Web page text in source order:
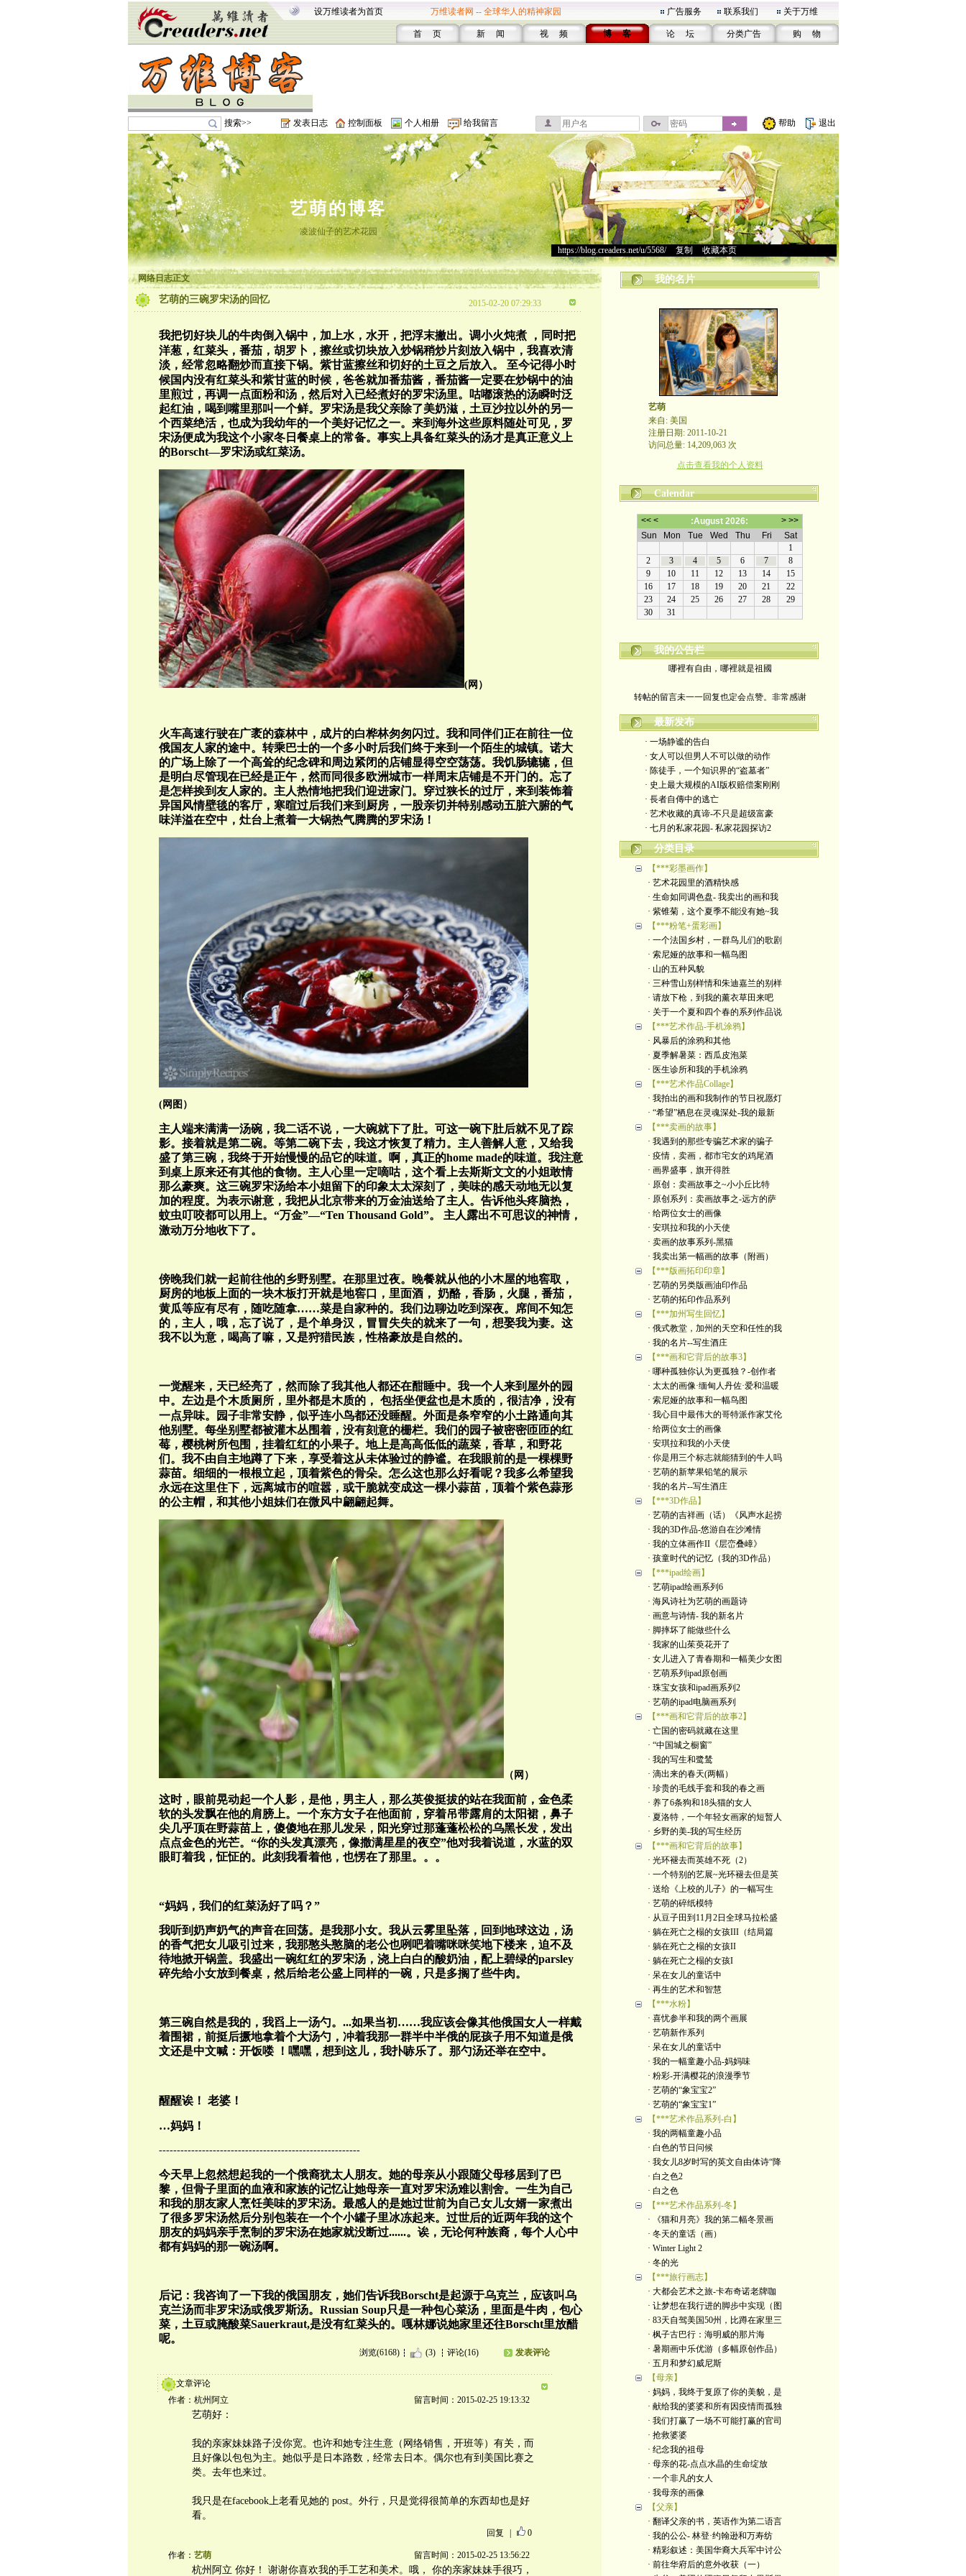
设万维读者为首页 万维读者网 -- 全球华人的精神家园 广告服务 联系我们 关于万维
首 页 新 闻 视 频 博 客 论 坛 分类广告 购 物
搜索>> 发表日志 控制面板 个人相册 给我留言 帮助 退出
艺萌的博客
凌波仙子的艺术花园
https://blog.creaders.net/u/5568/> 复制 收藏本页
网络日志正文
艺萌的三碗罗宋汤的回忆 2015-02-20 07:29:33
我把切好块儿的牛肉倒入锅中，加上水，水开，把浮末撇出。调小火炖煮
，同时把
洋葱，红菜头，番茄，胡罗卜，擦丝或切块放入炒锅稍炒片刻放入锅中，我喜欢清
淡，经常忽略翻炒而直接下锅。紫甘蓝擦丝和切好的土豆之后放入。
至今记得小时
候国内没有红菜头和紫甘蓝的时候，爸爸就加番茄酱，番茄酱一定要在炒锅中的油
里煎过，再调一点面粉和汤，然后对入已经煮好的罗宋汤里。咕嘟滚热的汤瞬时泛
起红油，喝到嘴里那叫一个鲜。罗宋汤是我父亲除了美奶滋，土豆沙拉以外的另一
个西菜绝活，也成为我幼年的一个美好记忆之一。来到海外这些原料随处可见，罗
宋汤便成为我这个小家冬日餐桌上的常备。事实上具备红菜头的汤才是真正意义上
的Borscht—罗宋汤或红菜汤。
(网）
火车高速行驶在广袤的森林中，成片的白桦林匆匆闪过。我和同伴们正在前往一位
俄国友人家的途中。转乘巴士的一个多小时后我们终于来到一个陌生的城镇。诺大
的广场上除了一个高耸的纪念碑和周边紧闭的店铺显得空空荡荡。我饥肠辘辘，但
是明白尽管现在已经是正午，然而同很多欧洲城市一样周末店铺是不开门的。忘了
是怎样挨到友人家的。主人热情地把我们迎进家门。穿过狭长的过厅，来到装饰着
异国风情壁毯的客厅，寒暄过后我们来到厨房，一股亲切并特别感动五脏六腑的气
味洋溢在空中，灶台上煮着一大锅热气腾腾的罗宋汤！
(网图）
主人端来满满一汤碗，我二话不说，一大碗就下了肚。可这一碗下肚后就不见了踪
影。接着就是第二碗。等第二碗下去，我这才恢复了精力。主人善解人意，又给我
盛了第三碗，我终于开始慢慢的品它的味道。啊，真正的home made的味道。我注意
到桌上原来还有其他的食物。主人心里一定嘀咕，这个看上去斯斯文文的小姐敢情
那么豪爽。这三碗罗宋汤给本小姐留下的印象太太深刻了，美味的感天动地无以复
加的程度。为表示谢意，我把从北京带来的万金油送给了主人。告诉他头疼脑热，
蚊虫叮咬都可以用上。“万金”—“Ten Thousand Gold”。
主人露出不可思议的神情，
激动万分地收下了。
傍晚我们就一起前往他的乡野别墅。在那里过夜。晚餐就从他的小木屋的地窖取，
厨房的地板上面的一块木板打开就是地窖口 ，里面酒， 奶酪，香肠，火腿，番茄，
黄瓜等应有尽有，随吃随拿……菜是自家种的。 我们边聊边吃到深夜。席间不知怎
的，主人，哦，忘了说了，是个单身汉，冒冒失失的就来了一句，想娶我为妻。这
我不以为意，喝高了嘛，又是狩猎民族，性格豪放是自然的。
一觉醒来，天已经亮了，然而除了我其他人都还在酣睡中。我一个人来到屋外的园
中。左边是个木质厕所，里外都是木质的， 包括坐便盆也是木质的，很洁净，没有
一点异味。园子非常安静，似乎连小鸟都还没睡醒。外面是条窄窄的小土路通向其
他别墅。每坐别墅都被灌木丛围着，没有刻意的栅栏。我们的园子被密密匝匝的红
莓，樱桃树所包围，挂着红红的小果子。地上是高高低低的蔬菜，香草，和野花
们。我不由自主地蹲了下来，享受着这从未体验过的静谧。在我眼前的是一棵棵野
蒜苗。细细的一根根立起，顶着紫色的骨朵。怎么这也那么好看呢？我多么希望我
永远在这里住下，远离城市的喧嚣，或干脆就变成这一棵小蒜苗，顶着个紫色蒜形
的公主帽，和其他小姐妹们在微风中翩翩起舞。
（网）
这时，眼前晃动起一个人影，是他，男主人，那么英俊挺拔的站在我面前，金色柔
软的头发飘在他的肩膀上。一个东方女子在他面前，穿着吊带露肩的太阳裙，鼻子
尖几乎顶在野蒜苗上，傻傻地在那儿发呆，阳光穿过那蓬蓬松松的乌黑长发，发出
点点金色的光芒。“你的头发真漂亮，像撒满星星的夜空”他对我着说道，水蓝的双
眼盯着我，怔怔的。此刻我看着他，也愣在了那里。。。
“妈妈，我们的红菜汤好了吗？”
我听到奶声奶气的声音在回荡。是我那小女。我从云雾里坠落，回到地球这边，汤
的香气把女儿吸引过来，我那憨头憨脑的老公也咧吧着嘴咪咪笑地下楼来，迫不及
待地掀开锅盖。我盛出一碗红红的罗宋汤，浇上白白的酸奶油，配上碧绿的parsley
碎先给小女放到餐桌，然后给老公盛上同样的一碗，只是多搁了些牛肉。
第三碗自然是我的，我舀上一汤勺。...如果当初……我应该会像其他俄国女人一样戴
着围裙，前挺后撅地拿着个大汤勺，冲着我那一群半中半俄的屁孩子用不知道是俄
文还是中文喊：开饭喽
！嘿嘿，想到这儿，我扑哧乐了。那勺汤还举在空中。
醒醒诶！ 老婆！
…妈妈！
--------------------------------------------------------
今天早上忽然想起我的一个俄裔犹太人朋友。她的母亲从小跟随父母移居到了巴
黎，但骨子里面的血液和家族的记忆让她母亲一直对罗宋汤难以割舍。一生为自己
和我的朋友家人烹饪美味的罗宋汤。最感人的是她过世前为自己女儿女婿一家煮出
了很多罗宋汤然后分别包装在一个个小罐子里冰冻起来。过世后的近两年我的这个
朋友的妈妈亲手烹制的罗宋汤在她家就没断过......。诶，无论何种族裔，每个人心中
都有妈妈的那一碗汤啊。
后记：我咨询了一下我的俄国朋友，她们告诉我Borscht是起源于乌克兰，应该叫乌
克兰汤而非罗宋汤或俄罗斯汤。Russian Soup只是一种包心菜汤，里面是牛肉，包心
菜，土豆或腌酸菜Sauerkraut,是没有红菜头的。嘎林娜说她家里还往Borscht里放醋
呢。
浏览(6168) (3) 评论(16) 发表评论
文章评论
作者：杭州阿立
留言时间：2015-02-25 19:13:32
艺萌好：
我的亲家妹妹路子没你宽。也许和她专注生意（网络销售，开班等）有关，而
且好像以包包为主。她似乎是日本路数，经常去日本。偶尔也有到美国比赛之
类。去年也来过。
我只是在facebook上老看见她的 post。外行，只是觉得很简单的东西却也是好
看。
回复 0
作者： 艺萌 留言时间：2015-02-25 13:56:22
杭州阿立 你好！ 谢谢你喜欢我的手工艺和美术。哦， 你的亲家妹妹手很巧，
我的名片
艺萌
来自: 美国
注册日期: 2011-10-21
访问总量: 14,209,063 次
点击查看我的个人资料
Calendar
我的公告栏
哪裡有自由，哪裡就是祖國
yimengling53@yahoo.com
有意收藏者请私信我，感谢一贯支持
政治转载不一定代表本人意见
艺术博客：https://yimengl.blog
目录中标注星号的为本人艺术原创
最新发布
· 一场静谧的告白
· 女人可以但男人不可以做的动作
· 陈徒手，一个知识界的“盗墓者”
· 史上最大规模的AI版权赔偿案刚刚
· 長者自傳中的逃亡
· 艺术收藏的真谛-不只是超级富豪
· 七月的私家花园- 私家花园探访2
分类目录
【***彩墨画作】
· 艺术花园里的酒精快感
· 生命如同调色盘- 我卖出的画和我
· 紫锥菊，这个夏季不能没有她~我
【***粉笔+蛋彩画】
· 一个法国乡村，一群鸟儿们的歌剧
· 索尼娅的故事和一幅鸟图
· 山的五种风貌
· 三种雪山别样情和朱迪嘉兰的别样
· 请放下枪，到我的薰衣草田来吧
· 关于一个夏和四个春的系列作品说
【***艺术作品-手机涂鸦】
· 风暴后的涂鸦和其他
· 夏季解暑菜：西瓜皮泡菜
· 医生诊所和我的手机涂鸦
【***艺术作品Collage】
· 我拍出的画和我制作的节日祝愿灯
· “希望”栖息在灵魂深处-我的最新
【***卖画的故事】
· 我遇到的那些专骗艺术家的骗子
· 疫情，卖画，都市宅女的鸡尾酒
· 画界盛事，旗开得胜
· 原创：卖画故事之~小小丘比特
· 原创系列：卖画故事之-远方的萨
· 给两位女士的画像
· 安琪拉和我的小天使
· 卖画的故事系列-黑猫
· 我卖出第一幅画的故事（附画）
【***版画拓印印章】
· 艺萌的另类版画油印作品
· 艺萌的拓印作品系列
【***加州写生回忆】
· 俄式教堂，加州的天空和任性的我
· 我的名片--写生酒庄
【***画和它背后的故事3】
· 哪种孤独你认为更孤独？-创作者
· 太太的画像·缅甸人丹佐·爱和温暖
· 索尼娅的故事和一幅鸟图
· 我心目中最伟大的哥特派作家艾伦
· 给两位女士的画像
· 安琪拉和我的小天使
· 你是用三个标志就能猜到的牛人吗
· 艺萌的新苹果铅笔的展示
· 我的名片--写生酒庄
【***3D作品】
· 艺萌的吉祥画（话）《风声水起捞
· 我的3D作品-悠游自在沙滩情
· 我的立体画作II《层峦叠嶂》
· 孩童时代的记忆（我的3D作品）
【***ipad绘画】
· 艺萌ipad绘画系列6
· 海风诗社为艺萌的画题诗
· 画意与诗情- 我的新名片
· 脚摔坏了能做些什么
· 我家的山茱萸花开了
· 女儿进入了青春期和一幅美少女图
· 艺萌系列ipad原创画
· 珠宝女孩和ipad画系列2
· 艺萌的ipad电脑画系列
【***画和它背后的故事2】
· 亡国的密码就藏在这里
· “中国城之橱窗”
· 我的写生和鹭鸶
· 滴出来的春天(两幅）
· 珍贵的毛线手套和我的春之画
· 养了6条狗和18头猫的女人
· 夏洛特，一个年轻女画家的短暂人
· 乡野的美-我的写生经历
【***画和它背后的故事】
· 光环褪去而英雄不死（2）
· 一个特别的艺展~光环褪去但是英
· 送给《上校的儿子》的一幅写生
· 艺萌的碎纸模特
· 从豆子田到11月2日全球马拉松盛
· 躺在死亡之榻的女孩III（结局篇
· 躺在死亡之榻的女孩II
· 躺在死亡之榻的女孩I
· 呆在女儿的童话中
· 再生的艺术和智慧
【***水粉】
· 喜忧参半和我的两个画展
· 艺萌新作系列
· 呆在女儿的童话中
· 我的一幅童趣小品-妈妈味
· 粉彩-开满樱花的浪漫季节
· 艺萌的“象宝宝2”
· 艺萌的“象宝宝1”
【***艺术作品系列-白】
· 我的两幅童趣小品
· 白色的节日问候
· 我女儿8岁时写的英文自由体诗“降
· 白之色2
· 白之色
【***艺术作品系列-冬】
· 《猫和月亮》我的第二幅冬景画
· 冬天的童话（画）
· Winter Light 2
· 冬的光
【***旅行画志】
· 大都会艺术之旅-卡布奇诺老牌咖
· 让梦想在我行进的脚步中实现（图
· 83天自驾美国50州，比蹲在家里三
· 枫子古巴行：海明威的那片海
· 暑期画中乐优游（多幅原创作品）
· 五月和梦幻威尼斯
【母亲】
· 妈妈，我终于复原了你的美貌，是
· 献给我的婆婆和所有因疫情而孤独
· 我们打赢了一场不可能打赢的官司
· 抢救婆婆
· 纪念我的祖母
· 母亲的花-点点水晶的生命绽放
· 一个非凡的女人
· 我母亲的画像
【父亲】
· 翻译父亲的书，英语作为第二语言
· 我的公公- 林登·约翰逊和万寿纺
· 精彩叙述：美国华裔大兵军中讨公
· 前往华府后的意外收获（一）